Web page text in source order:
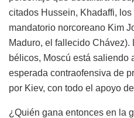
citados Hussein, Khadaffi, los
mandatorio norcoreano Kim
Maduro, el fallecido
bélicos, Moscú está saliendo
esperada contraofensiva de
por Kiev, con todo el apoyo
¿Quién gana entonces en la